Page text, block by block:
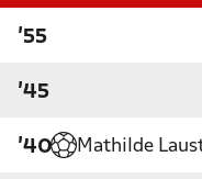
'55
'45
'40 Mathilde